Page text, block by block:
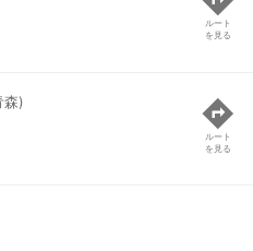
ルート
を見る
森)
ルート
を見る